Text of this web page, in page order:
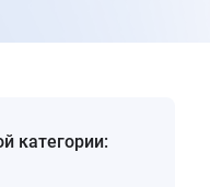
категории: